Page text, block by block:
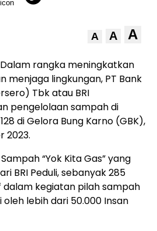
A A A
rangka meningkatkan
menjaga lingkungan, PT Bank
Tbk atau BRI
pengelolaan sampah di
di Gelora Bung Karno (GBK),
2023.
“Yok Kita Gas” yang
BRI Peduli, sebanyak 285
kegiatan pilah sampah
lebih dari 50.000 Insan